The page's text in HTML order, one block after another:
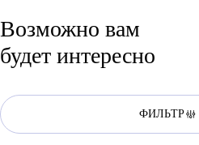
Возможно вам
будет интересно
ФИЛЬТР